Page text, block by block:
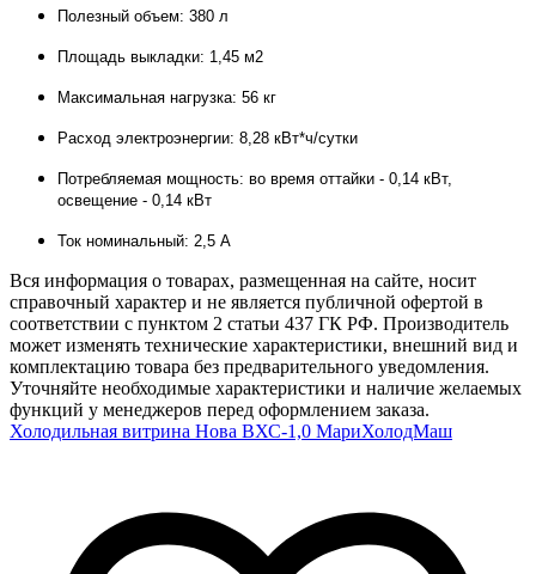
Полезный объем: 380 л
Площадь выкладки: 1,45 м2
Максимальная нагрузка: 56 кг
Расход электроэнергии: 8,28 кВт*ч/сутки
Потребляемая мощность: во время оттайки - 0,14 кВт,
освещение - 0,14 кВт
Ток номинальный: 2,5 А
Вся информация о товарах, размещенная на сайте, носит
справочный характер и не является публичной офертой в
соответствии с пунктом 2 статьи 437 ГК РФ. Производитель
может изменять технические характеристики, внешний вид и
комплектацию товара без предварительного уведомления.
Уточняйте необходимые характеристики и наличие желаемых
функций у менеджеров перед оформлением заказа.
Холодильная витрина Нова ВХС-1,0 МариХолодМаш